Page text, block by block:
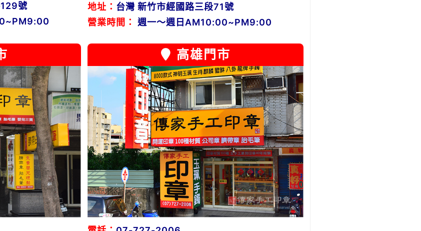
號
地址： 台灣 新竹市經國路三段71號
營業時間：
週一～週日AM10:00~PM9:00
高雄門市